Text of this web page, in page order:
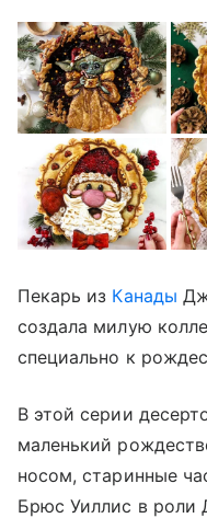
Пекарь из Канады
создала милую
специально к
В этой серии
маленький
носом, старинные
Брюс Уиллис в роли